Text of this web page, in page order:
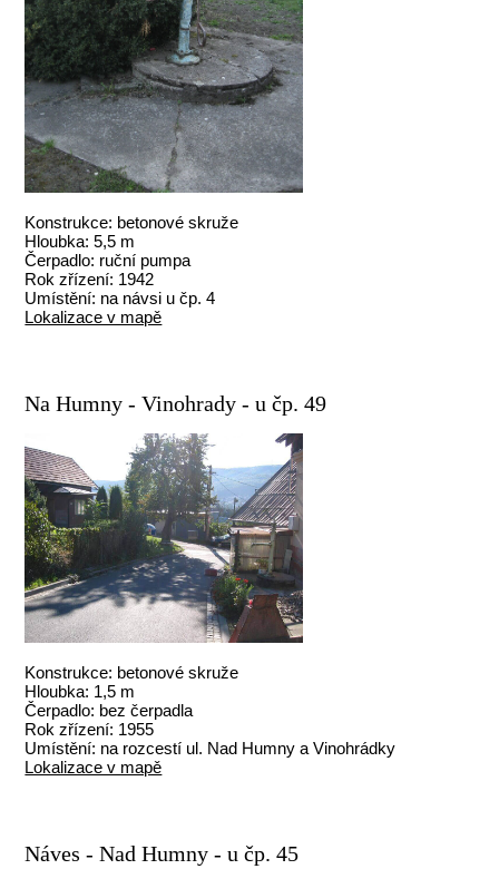
Konstrukce: betonové skruže
Hloubka: 5,5 m
Čerpadlo: ruční pumpa
Rok zřízení: 1942
Umístění: na návsi u čp. 4
Lokalizace v mapě
Na Humny - Vinohrady - u čp. 49
Konstrukce: betonové skruže
Hloubka: 1,5 m
Čerpadlo: bez čerpadla
Rok zřízení: 1955
Umístění: na rozcestí ul. Nad Humny a Vinohrádky
Lokalizace v mapě
Náves - Nad Humny - u čp. 45